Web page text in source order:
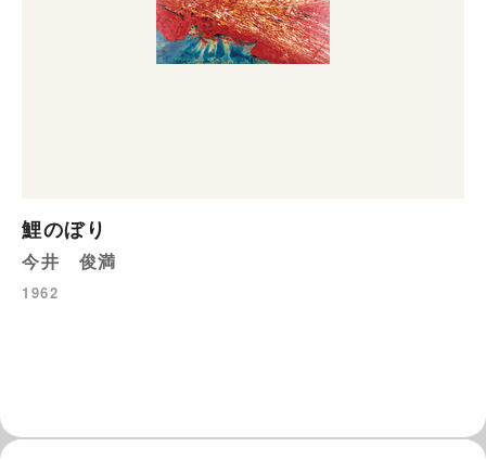
鯉のぼり
今井 俊満
1962